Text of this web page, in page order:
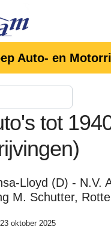
Auto- en
tot
Lloyd (D) - N.V.
M. Schutter,
oktober 2025